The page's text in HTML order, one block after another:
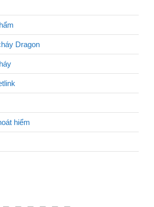
Dragon
hiểm